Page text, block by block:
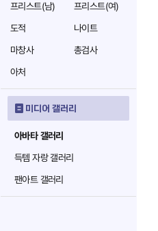
프리스트(남)
프리스트(여)
도적
나이트
마창사
총검사
아처
미디어 갤러리
아바타 갤러리
득템 자랑 갤러리
팬아트 갤러리